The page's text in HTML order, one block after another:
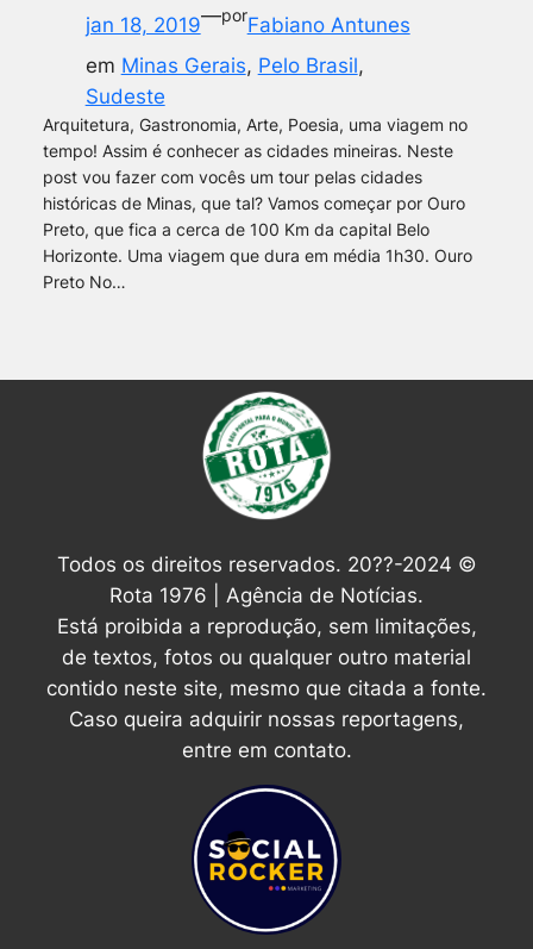
jan 18, 2019—porFabiano Antunes
em Minas Gerais, Pelo Brasil
Sudeste
Arquitetura, Gastronomia, Arte, Poesia, uma viagem no
tempo! Assim é conhecer as cidades mineiras. Neste
post vou fazer com vocês um tour pelas cidades
históricas de Minas, que tal? Vamos começar por Ouro
Preto, que fica a cerca de 100 Km da capital Belo
Horizonte. Uma viagem que dura em média 1h30. Ouro
Preto No…
Todos os direitos reservados. 20??-2024 ©
Rota 1976 | Agência de Notícias.
Está proibida a reprodução, sem limitações,
de textos, fotos ou qualquer outro material
contido neste site, mesmo que citada a fonte.
Caso queira adquirir nossas reportagens,
entre em contato.